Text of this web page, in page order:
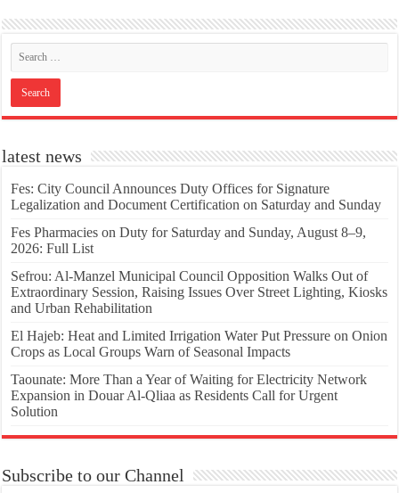
latest news
Fes: City Council Announces Duty Offices for Signature
Legalization and Document Certification on Saturday and Sunday
Fes Pharmacies on Duty for Saturday and Sunday, August 8–9,
2026: Full List
Sefrou: Al-Manzel Municipal Council Opposition Walks Out of
Extraordinary Session, Raising Issues Over Street Lighting, Kiosks
and Urban Rehabilitation
El Hajeb: Heat and Limited Irrigation Water Put Pressure on Onion
Crops as Local Groups Warn of Seasonal Impacts
Taounate: More Than a Year of Waiting for Electricity Network
Expansion in Douar Al-Qliaa as Residents Call for Urgent
Solution
Subscribe to our Channel